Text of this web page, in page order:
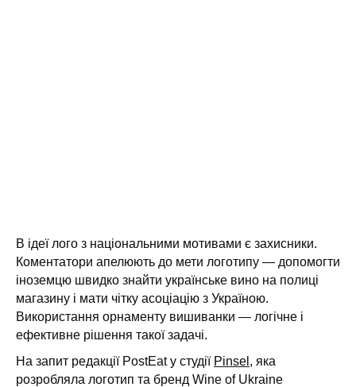
В ідеї лого з національними мотивами є захисники.
Коментатори апелюють до мети логотипу — допомогти
іноземцю швидко знайти українське вино на полиці
магазину і мати чітку асоціацію з Україною.
Використання орнаменту вишиванки — логічне і
ефективне рішення такої задачі.
На запит редакції PostEat у студії Pinsel , яка
розробляла логотип та бренд Wine of Ukraine